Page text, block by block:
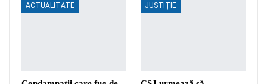
ACTUALITATE JUSTIȚIE